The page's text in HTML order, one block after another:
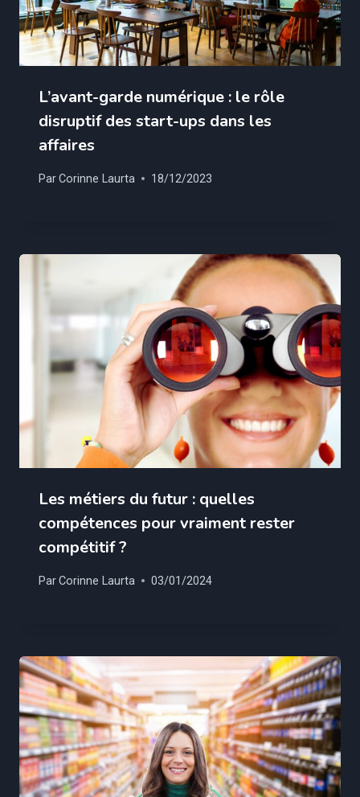
L’avant-garde numérique : le rôle
disruptif des start-ups dans les
affaires
ParCorinne Laurta 18/12/2023
Les métiers du futur : quelles
compétences pour vraiment rester
compétitif ?
ParCorinne Laurta 03/01/2024